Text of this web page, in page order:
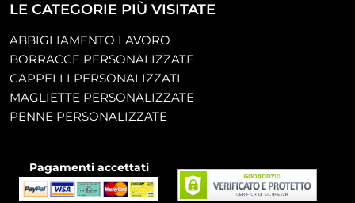
LE CATEGORIE PIÙ VISITATE
ABBIGLIAMENTO LAVORO
BORRACCE PERSONALIZZATE
CAPPELLI PERSONALIZZATI
MAGLIETTE PERSONALIZZATE
PENNE PERSONALIZZATE
Pagamenti accettati